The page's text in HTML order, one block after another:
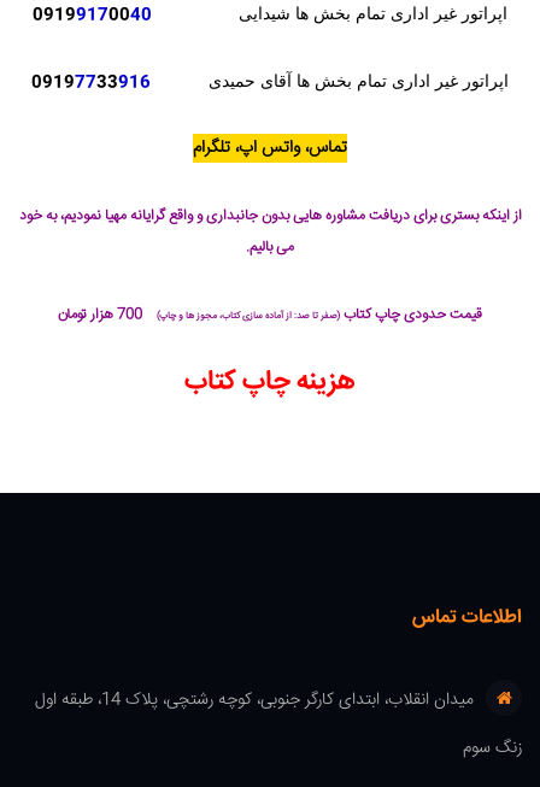
اپراتور غیر اداری تمام بخش ها شیدایی 09199170040
اپراتور غیر اداری تمام بخش ها آقای حمیدی 09197733916
تماس، واتس اپ، تلگرام
از اینکه بستری برای دریافت مشاوره هایی بدون جانبداری و واقع گرایانه مهیا نمودیم، به خود
می بالیم.
قیمت حدودی چاپ کتاب (صفر تا صد: از آماده سازی کتاب، مجوز ها و چاپ)
هزینه چاپ کتاب
اطلاعات تماس
میدان انقلاب، ابتدای کارگر جنوبی، کوچه رشتچی، پلاک 14، طبقه اول
زنگ سوم